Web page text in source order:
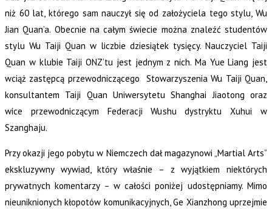
niż 60 lat, którego sam nauczył się od założyciela tego stylu, Wu
Jian Quan’a. Obecnie na całym świecie można znaleźć studentów
stylu Wu Taiji Quan w liczbie dziesiątek tysięcy. Nauczyciel Taiji
Quan w klubie Taiji ONZ’tu jest jednym z nich. Ma Yue Liang jest
wciąż zastępcą przewodniczącego Stowarzyszenia Wu Taiji Quan,
konsultantem Taiji Quan Uniwersytetu Shanghai Jiaotong oraz
wice przewodniczącym Federacji Wushu dystryktu Xuhui w
Szanghaju.
Przy okazji jego pobytu w Niemczech dał magazynowi „Martial Arts”
ekskluzywny wywiad, który właśnie – z wyjątkiem niektórych
prywatnych komentarzy – w całości poniżej udostępniamy. Mimo
nieuniknionych kłopotów komunikacyjnych, Ge Xianzhong uprzejmie